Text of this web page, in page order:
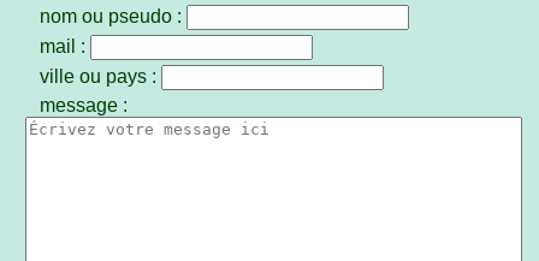
nom ou pseudo:
mail :
ville ou pays:
message: